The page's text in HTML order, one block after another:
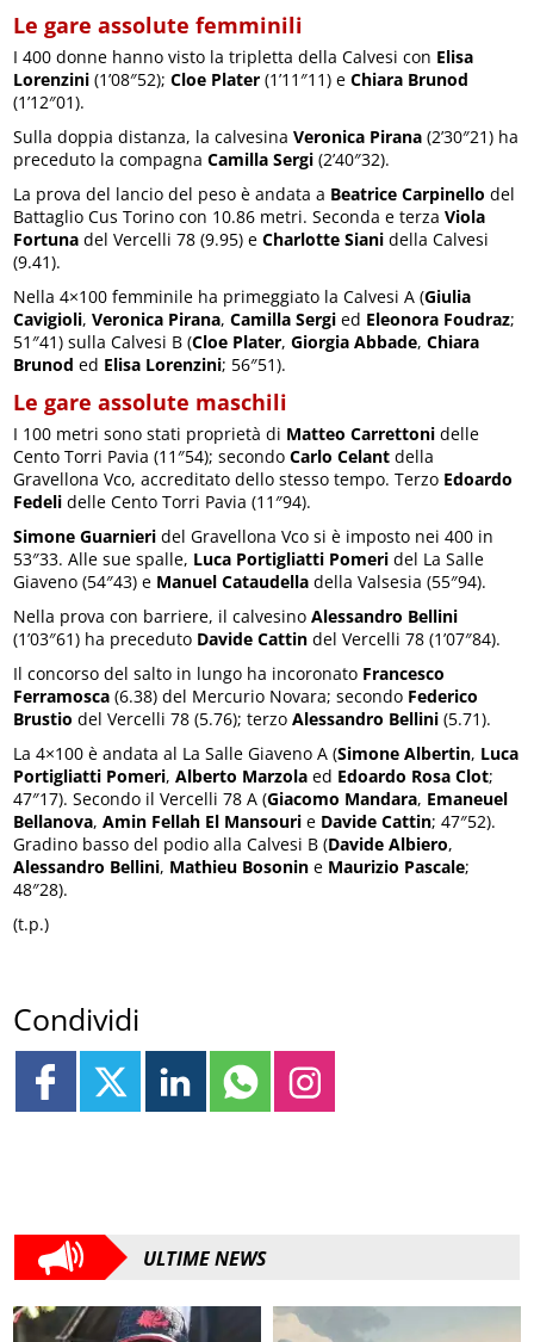
Le gare assolute femminili
I 400 donne hanno visto la tripletta della Calvesi con Elisa
Lorenzini (1’08″52);Cloe Plater (1’11″11) eChiara Brunod
(1’12″01).
Sulla doppia distanza, la calvesinaVeronica Pirana (2’30″21) ha
preceduto la compagnaCamilla Sergi (2’40″32).
La prova del lancio del peso è andata a Beatrice Carpinello del
Battaglio Cus Torino con 10.86 metri. Seconda e terzaViola
Fortuna del Vercelli 78 (9.95) eCharlotte Siani della Calvesi
(9.41).
Nella 4×100 femminile ha primeggiato la Calvesi A (Giulia
Cavigioli,Veronica Pirana,Camilla Sergi ed Eleonora Foudraz;
51″41) sulla Calvesi B (Cloe Plater,Giorgia Abbade,Chiara
Brunod ed Elisa Lorenzini; 56″51).
Le gare assolute maschili
I 100 metri sono stati proprietà di Matteo Carrettoni delle
Cento Torri Pavia (11″54); secondoCarlo Celant della
Gravellona Vco, accreditato dello stesso tempo. Terzo Edoardo
Fedeli delle Cento Torri Pavia (11″94).
Simone Guarnieri del Gravellona Vco si è imposto nei 400 in
53″33. Alle sue spalle, Luca Portigliatti Pomeri del La Salle
Giaveno (54″43) e Manuel Cataudella della Valsesia (55″94).
Nella prova con barriere, il calvesinoAlessandro Bellini
(1’03″61) ha preceduto Davide Cattin del Vercelli 78 (1’07″84).
Il concorso del salto in lungo ha incoronato Francesco
Ferramosca (6.38) del Mercurio Novara; secondo Federico
Brustio del Vercelli 78 (5.76); terzoAlessandro Bellini (5.71).
La 4×100 è andata al La Salle Giaveno A (Simone Albertin, Luca
Portigliatti Pomeri,Alberto Marzola ed Edoardo Rosa Clot;
47″17). Secondo il Vercelli 78 A (Giacomo Mandara, Emaneuel
Bellanova,Amin Fellah El Mansouri e Davide Cattin; 47″52).
Gradino basso del podio alla Calvesi B (Davide Albiero,
Alessandro Bellini, Mathieu Bosonin e Maurizio Pascale;
48″28).
(t.p.)
Condividi
ULTIME NEWS